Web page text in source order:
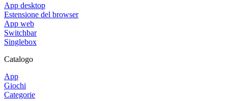
App desktop
Estensione del browser
App web
Switchbar
Singlebox
Catalogo
App
Giochi
Categorie